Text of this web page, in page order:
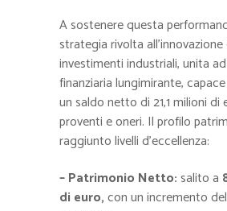
A sostenere questa
strategia rivolta all’innovazione
investimenti industriali, unita
finanziaria lungimirante,
un saldo netto di 21,1 milioni di
proventi e oneri. Il profilo
raggiunto livelli d’eccellenza:
– Patrimonio Netto:salito a
di euro,con un incremento del